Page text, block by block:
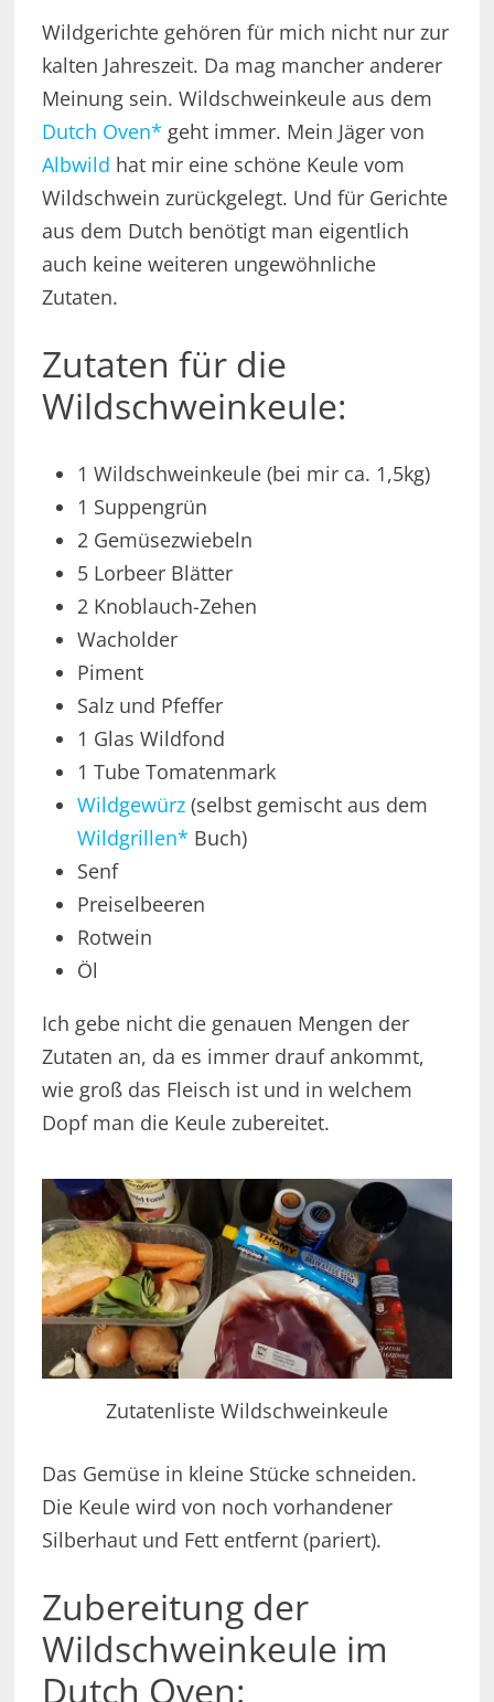
Wildgerichte gehören für mich nicht nur zur
kalten Jahreszeit. Da mag mancher anderer
Meinung sein. Wildschweinkeule aus dem
Dutch Oven* geht immer. Mein Jäger von
Albwild hat mir eine schöne Keule vom
Wildschwein zurückgelegt. Und für Gerichte
aus dem Dutch benötigt man eigentlich
auch keine weiteren ungewöhnliche
Zutaten.
Zutaten für die
Wildschweinkeule:
1 Wildschweinkeule (bei mir ca. 1,5kg)
1 Suppengrün
2 Gemüsezwiebeln
5 Lorbeer Blätter
2 Knoblauch-Zehen
Wacholder
Piment
Salz und Pfeffer
1 Glas Wildfond
1 Tube Tomatenmark
Wildgewürz(selbst gemischt aus dem
Wildgrillen* Buch)
Senf
Preiselbeeren
Rotwein
Öl
Ich gebe nicht die genauen Mengen der
Zutaten an, da es immer drauf ankommt,
wie groß das Fleisch ist und in welchem
Dopf man die Keule zubereitet.
Zutatenliste Wildschweinkeule
Das Gemüse in kleine Stücke schneiden.
Die Keule wird von noch vorhandener
Silberhaut und Fett entfernt (pariert).
Zubereitung der
Wildschweinkeule im
Dutch Oven: